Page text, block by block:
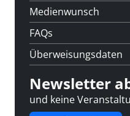
Medienwunsch
FAQs
Überweisungsdaten
Newsletter
und keine